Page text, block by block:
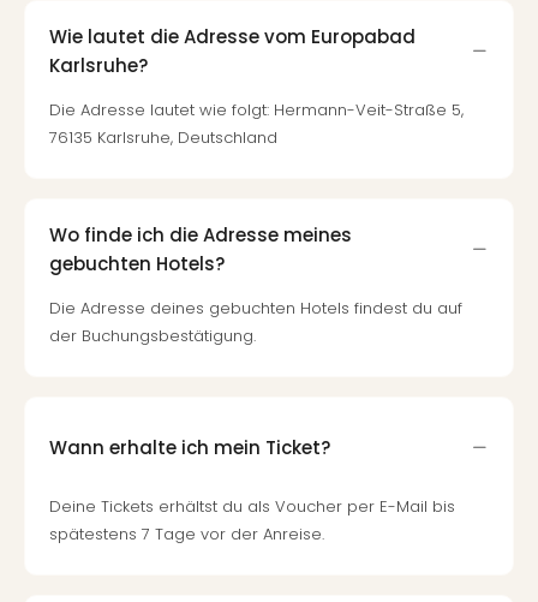
Wie lautet die Adresse vom Europabad
Karlsruhe?
Die Adresse lautet wie folgt: Hermann-Veit-Straße 5,
76135 Karlsruhe, Deutschland
Wo finde ich die Adresse meines
gebuchten Hotels?
Die Adresse deines gebuchten Hotels findest du auf
der Buchungsbestätigung.
Wann erhalte ich mein Ticket?
Deine Tickets erhältst du als Voucher per E-Mail bis
spätestens 7 Tage vor der Anreise.